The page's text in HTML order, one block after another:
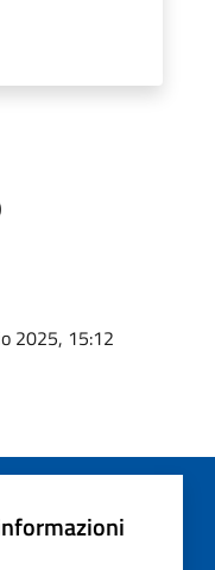
2025, 15:12